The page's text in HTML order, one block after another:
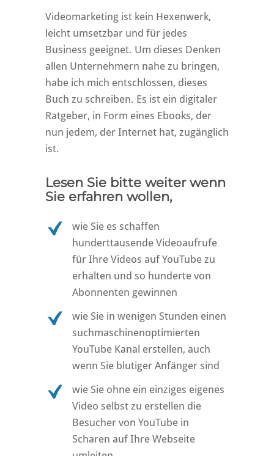
Videomarketing ist kein Hexenwerk,
leicht umsetzbar und für jedes
Business geeignet. Um dieses Denken
allen Unternehmern nahe zu bringen,
habe ich mich entschlossen, dieses
Buch zu schreiben. Es ist ein digitaler
Ratgeber, in Form eines Ebooks, der
nun jedem, der Internet hat, zugänglich
ist.
Lesen Sie bitte weiter wenn
Sie erfahren wollen,
wie Sie es schaffen
hunderttausende Videoaufrufe
für Ihre Videos auf YouTube zu
erhalten und so hunderte von
Abonnenten gewinnen
wie Sie in wenigen Stunden einen
suchmaschinenoptimierten
YouTube Kanal erstellen, auch
wenn Sie blutiger Anfänger sind
wie Sie ohne ein einziges eigenes
Video selbst zu erstellen die
Besucher von YouTube in
Scharen auf Ihre Webseite